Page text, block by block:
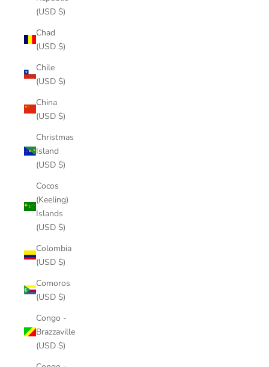
(USD $)
Chad
(USD $)
Chile
(USD $)
China
(USD $)
Christmas
Island
(USD $)
Cocos
(Keeling)
Islands
(USD $)
Colombia
(USD $)
Comoros
(USD $)
Congo -
Brazzaville
(USD $)